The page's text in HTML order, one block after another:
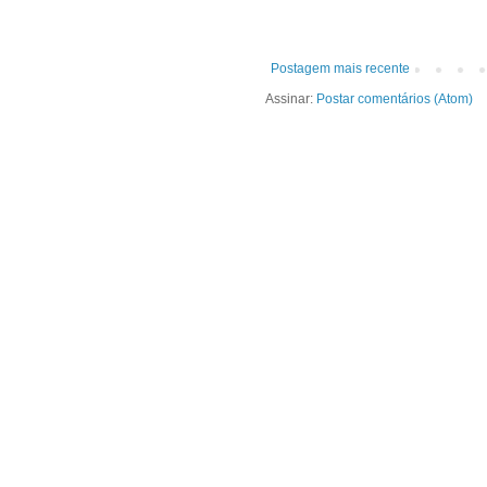
Postagem mais recente
Assinar: Postar comentários (Atom)